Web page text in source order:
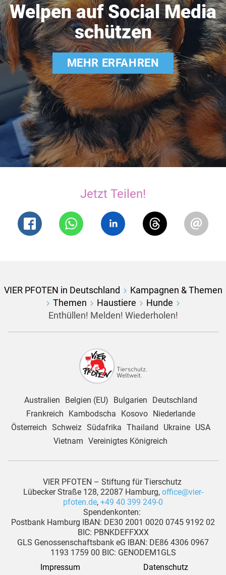
Welpen auf Social Media
schützen
MEHR ERFAHREN
Jetzt Teilen!
VIER PFOTEN in Deutschland
Kampagnen & Themen
Themen
Haustiere
Hunde
Enthüllen! Melden! Wiederholen!
Australien Belgien (EU) Bulgarien
Deutschland
Frankreich
Kambodscha Kosovo
Niederlande
Österreich Schweiz Südafrika Thailand Ukraine
USA
Vietnam Vereinigtes Königreich
VIER PFOTEN – Stiftung für Tierschutz
Lübecker Straße 128, 22087 Hamburg, office@vier-
pfoten.de, +49 40 399 249-0
Spendenkonten:
Postbank Hamburg IBAN: DE30 2001 0020 0745 9192 02
BIC: PBNKDEFFXXX
GLS Genossenschaftsbank eG IBAN: DE86 4306 0967
1193 1759 00 BIC: GENODEM1GLS
Impressum
Datenschutz